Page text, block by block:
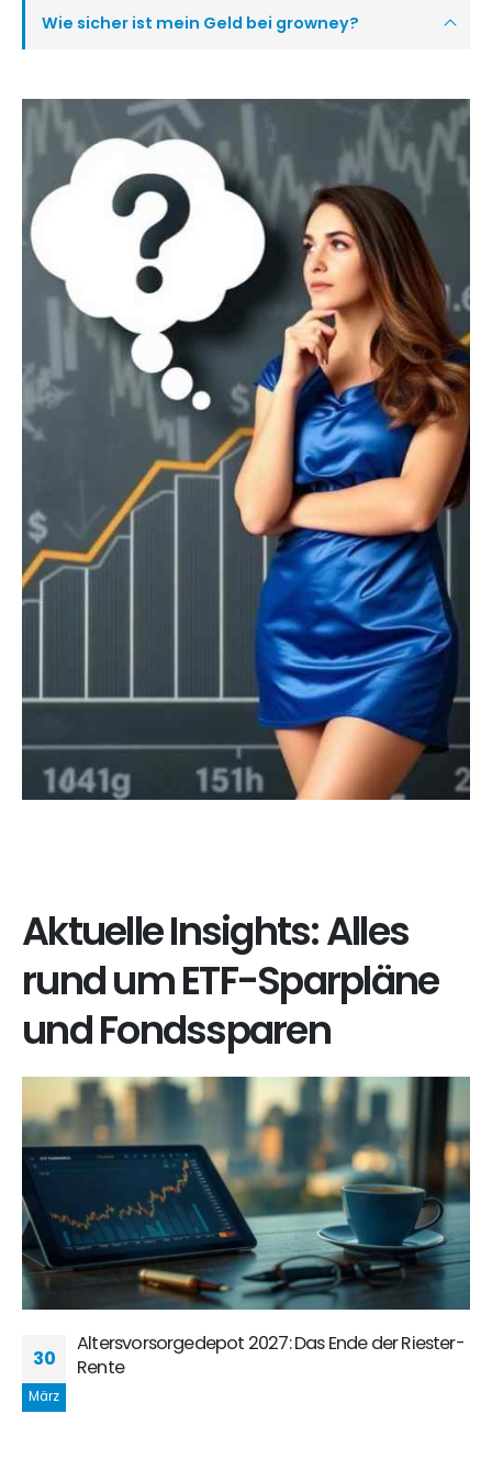
Wie sicher ist mein Geld bei growney?
Aktuelle Insights: Alles
rund um ETF-Sparpläne
und Fondssparen
30
März
Altersvorsorgedepot 2027: Das Ende der Riester-
Rente